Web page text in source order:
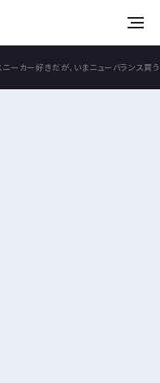
ニーカー好きだが、いまニューバランス買